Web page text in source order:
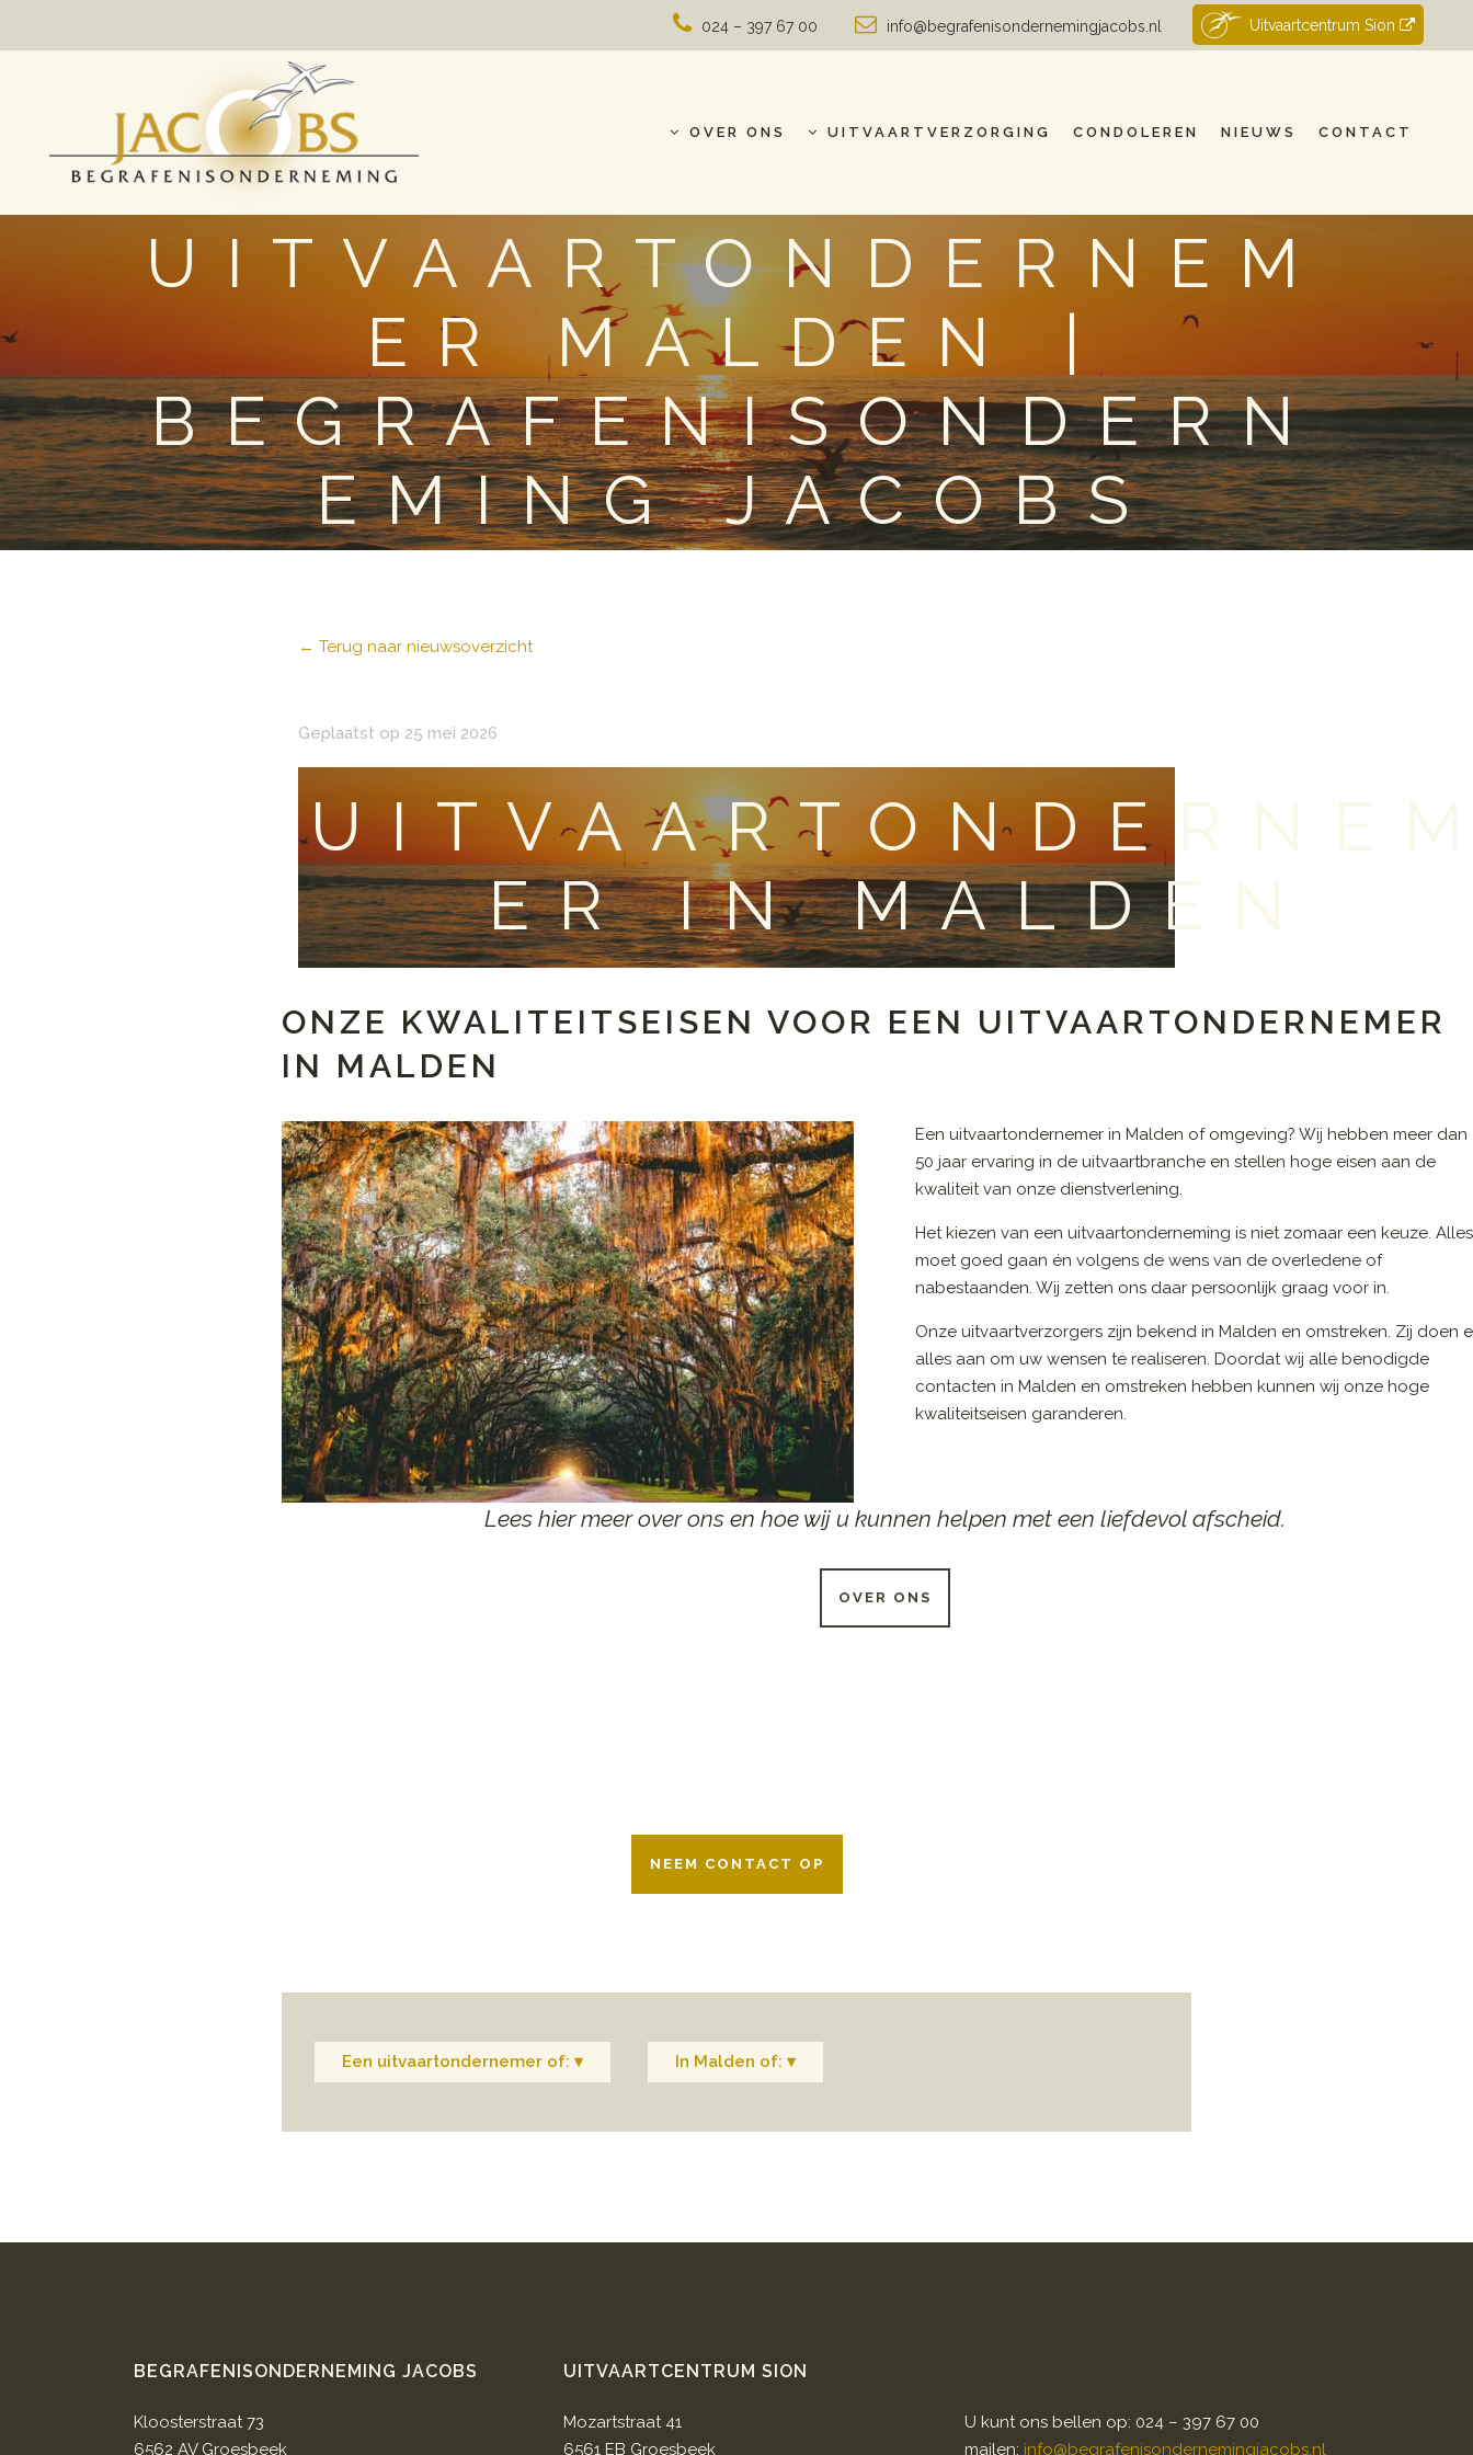
024 – 397 67 00 info@begrafenisondernemingjacobs.nl Uitvaartcentrum Sion
OVER ONS UITVAARTVERZORGING CONDOLEREN NIEUWS CONTACT
UITVAARTONDERNEM
ER MALDEN |
BEGRAFENISONDERN
EMING JACOBS
← Terug naar nieuwsoverzicht
Geplaatst op 25 mei 2026
ER IN MALDEN
ONZE KWALITEITSEISEN VOOR EEN UITVAARTONDERNEMER
IN MALDEN
Een uitvaartondernemer in Malden of omgeving? Wij hebben meer dan
50 jaar ervaring in de uitvaartbranche en stellen hoge eisen aan de
kwaliteit van onze dienstverlening.
Het kiezen van een uitvaartonderneming is niet zomaar een keuze. Alles
moet goed gaan én volgens de wens van de overledene of
nabestaanden. Wij zetten ons daar persoonlijk graag voor in.
Onze uitvaartverzorgers zijn bekend in Malden en omstreken. Zij doen
alles aan om uw wensen te realiseren. Doordat wij alle benodigde
contacten in Malden en omstreken hebben kunnen wij onze hoge
kwaliteitseisen garanderen.
Lees hier meer over ons en hoe wij u kunnen helpen met een liefdevol afscheid.
OVER ONS
NEEM CONTACT OP
Een uitvaartondernemer of: ▾ In Malden of: ▾
BEGRAFENISONDERNEMING JACOBS
Kloosterstraat 73
6562 AV Groesbeek
UITVAARTCENTRUM SION
Mozartstraat 41
6561 EB Groesbeek
U kunt ons bellen op: 024 – 397 67 00
mailen: info@begrafenisondernemingjacobs.nl